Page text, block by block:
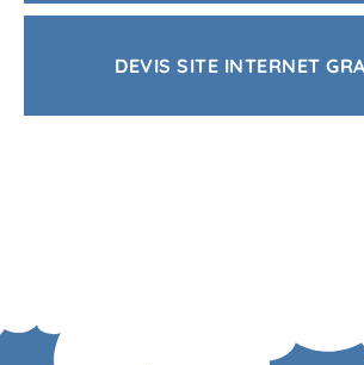
DEVIS SITE INTERNET